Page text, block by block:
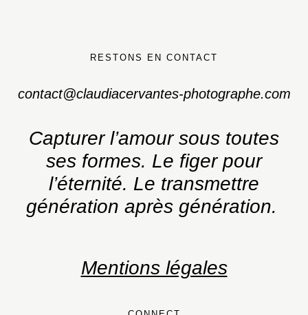
RESTONS EN CONTACT
contact@claudiacervantes-photographe.com
Capturer l’amour sous toutes
ses formes. Le figer pour
l’éternité. Le transmettre
génération après génération.
Mentions légales